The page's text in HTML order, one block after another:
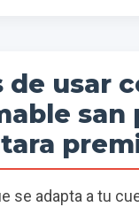
de usar
san
se adapta a tu